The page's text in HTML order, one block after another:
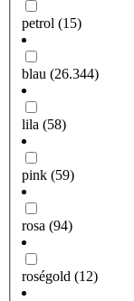
petrol (15)
blau (26.344)
lila (58)
pink (59)
rosa (94)
roségold (12)